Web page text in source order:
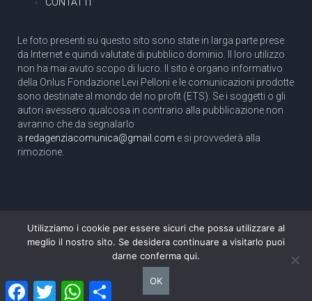
Le foto presenti su questo sito sono state in larga parte prese
da Internet e quindi valutate di pubblico dominio. Il loro utilizzo
non ha mai avuto scopo di lucro. Il sito è organo informativo
della Onlus Fondazione Levi Pelloni e le comunicazioni prodotte
sono destinate al mondo del no profit (ETS). Se i soggetti o gli
autori avessero qualcosa in contrario alla pubblicazione non
avranno che da segnalarlo
a redagenziacomunica@gmail.com e si provvederà alla
rimozione.
Copyright 2003 com.unica - Tutti i diritti riservati
Aut. Tribunale di Roma N. 466/2003 dell'11/11/2003
Direttore responsabile: Pino Pelloni [direttore@agenziacomunica.net]
Design by Ethoslab.
FacebookTwitter WhatsAppCondividi
Utilizziamo i cookie per essere sicuri che possa utilizzare al
meglio il nostro sito. Se desidera continuare a visitarlo puoi
darne conferma qui.
OK